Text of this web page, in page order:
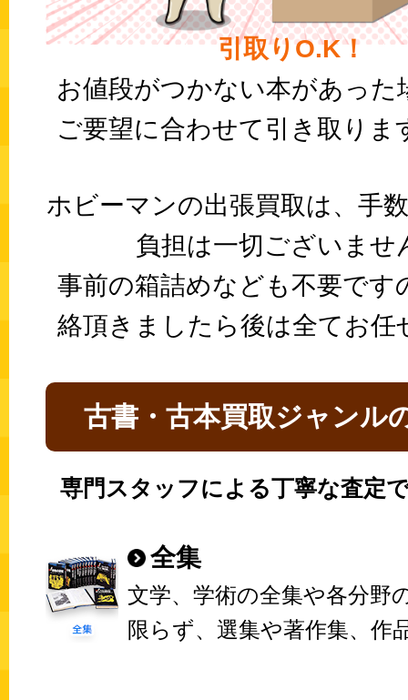
引取りO.K！
お値段がつかない本があった
ご要望に合わせて引き取りま
ホビーマンの出張買取は、手
負担は一切ございませ
事前の箱詰めなども不要です
絡頂きましたら後は全てお任
古書・古本買取ジャンル
専門スタッフによる丁寧な査定
全集
文学、学術の全集や各分野
限らず、選集や著作集、作